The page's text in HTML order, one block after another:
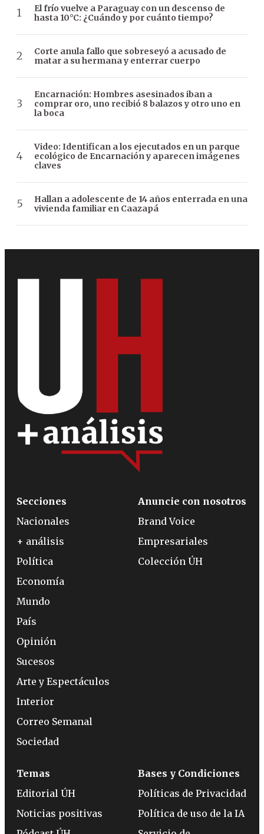
El frío vuelve a Paraguay con un descenso de
hasta 10°C: ¿Cuándo y por cuánto tiempo?
Corte anula fallo que sobreseyó a acusado de
matar a su hermana y enterrar cuerpo
Encarnación: Hombres asesinados iban a
comprar oro, uno recibió 8 balazos y otro uno en
la boca
Video: Identifican a los ejecutados en un parque
ecológico de Encarnación y aparecen imágenes
claves
Hallan a adolescente de 14 años enterrada en una
vivienda familiar en Caazapá
Secciones
Nacionales
+ análisis
Política
Economía
Mundo
País
Opinión
Sucesos
Arte y Espectáculos
Interior
Correo Semanal
Sociedad
Anuncie con nosotros
Brand Voice
Empresariales
Colección ÚH
Temas
Editorial ÚH
Noticias positivas
Bases y Condiciones
Políticas de Privacidad
Política de uso de la IA